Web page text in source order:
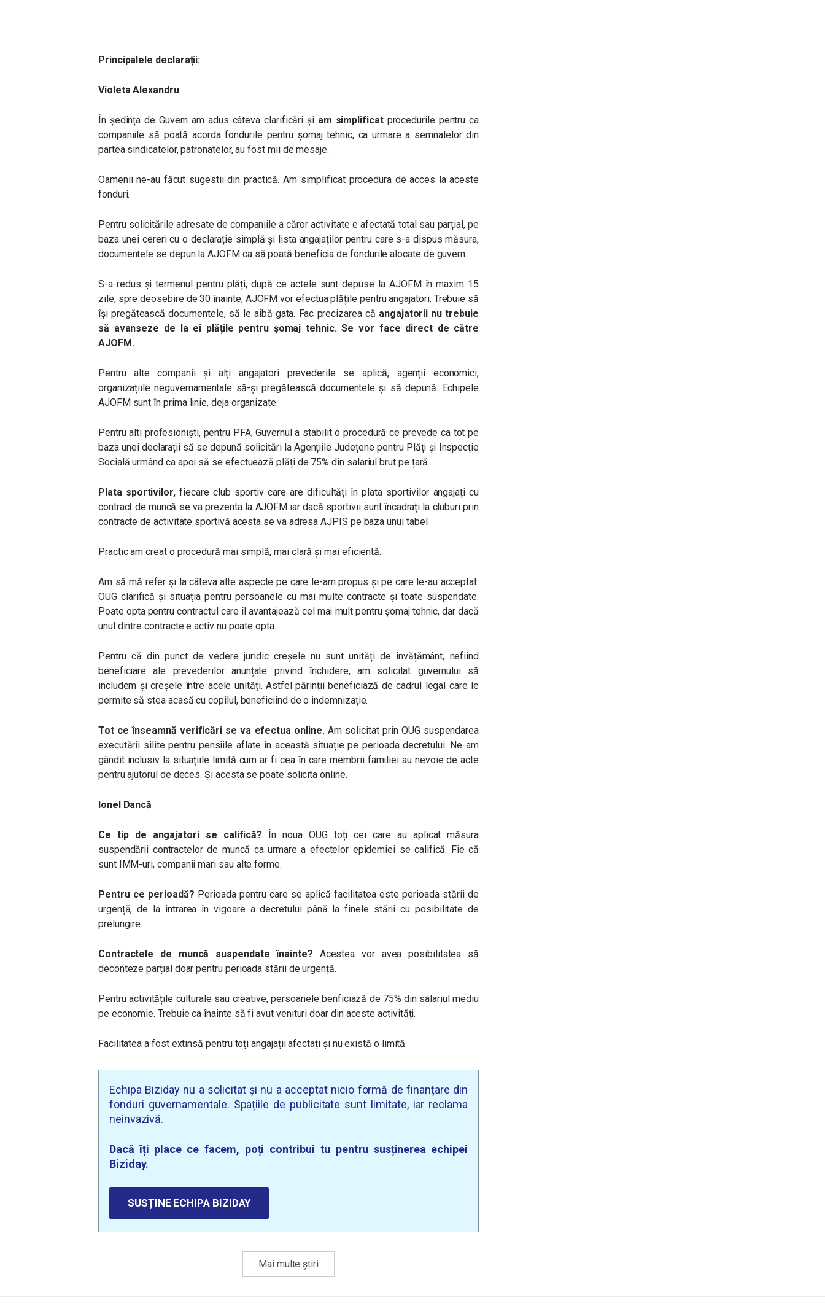
Principalele declarații:
Violeta Alexandru
În ședința de Guvern am adus câteva clarificări și am simplificatprocedurile pentru ca
companiile să poată acorda fondurile pentru șomaj tehnic, ca urmare a semnalelor din
partea sindicatelor, patronatelor, au fost mii de mesaje.
Oamenii ne-au făcut sugestii din practică. Am simplificat procedura de acces la aceste
fonduri.
Pentru solicitările adresate de companiile a căror activitate e afectată total sau parțial, pe
baza unei cereri cu o declarație simplă și lista angajaților pentru care s-a dispus măsura,
documentele se depun la AJOFM ca să poată beneficia de fondurile alocate de guvern.
S-a redus și termenul pentru plăți, după ce actele sunt depuse la AJOFM în maxim 15
zile, spre deosebire de 30 înainte, AJOFM vor efectua plățile pentru angajatori. Trebuie să
își pregătească documentele, să le aibă gata. Fac precizarea că angajatorii nu trebuie
să avanseze de la ei plățile pentru șomaj tehnic. Se vor face direct de către
AJOFM.
Pentru alte companii și alți angajatori prevederile se aplică, agenții economici,
organizațiile neguvernamentale să-și pregătească documentele și să depună. Echipele
AJOFM sunt în prima linie, deja organizate.
Pentru alti profesioniști, pentru PFA, Guvernul a stabilit o procedură ce prevede ca tot pe
baza unei declarații să se depună solicitări la Agențiile Județene pentru Plăți și Inspecție
Socială urmând ca apoi să se efectuează plăți de 75% din salariul brut pe țară.
Plata sportivilor,fiecare club sportiv care are dificultăți în plata sportivilor angajați cu
contract de muncă se va prezenta la AJOFM iar dacă sportivii sunt încadrați la cluburi prin
contracte de activitate sportivă acesta se va adresa AJPIS pe baza unui tabel.
Practic am creat o procedură mai simplă, mai clară și mai eficientă.
Am să mă refer și la câteva alte aspecte pe care le-am propus și pe care le-au acceptat.
OUG clarifică și situația pentru persoanele cu mai multe contracte și toate suspendate.
Poate opta pentru contractul care îl avantajează cel mai mult pentru șomaj tehnic, dar dacă
unul dintre contracte e activ nu poate opta.
Pentru că din punct de vedere juridic creșele nu sunt unități de învățământ, nefiind
beneficiare ale prevederilor anunțate privind închidere, am solicitat guvernului să
includem și creșele între acele unități. Astfel părinții beneficiază de cadrul legal care le
permite să stea acasă cu copilul, beneficiind de o indemnizație.
Tot ce înseamnă verificări se va efectua online.Am solicitat prin OUG suspendarea
executării silite pentru pensiile aflate în această situație pe perioada decretului. Ne-am
gândit inclusiv la situațiile limită cum ar fi cea în care membrii familiei au nevoie de acte
pentru ajutorul de deces. Și acesta se poate solicita online.
Ionel Dancă
Ce tip de angajatori se califică? În noua OUG toți cei care au aplicat măsura
suspendării contractelor de muncă ca urmare a efectelor epidemiei se califică. Fie că
sunt IMM-uri, companii mari sau alte forme.
Pentru ce perioadă? Perioada pentru care se aplică facilitatea este perioada stării de
urgență, de la intrarea în vigoare a decretului până la finele stării cu posibilitate de
prelungire.
Contractele de muncă suspendate înainte? Acestea vor avea posibilitatea să
deconteze parțial doar pentru perioada stării de urgență.
Pentru activitățile culturale sau creative, persoanele benficiază de 75% din salariul mediu
pe economie. Trebuie ca înainte să fi avut venituri doar din aceste activități.
Facilitatea a fost extinsă pentru toți angajații afectați și nu există o limită.
Echipa Biziday nu a solicitat și nu a acceptat nicio formă de finanțare din
fonduri guvernamentale. Spațiile de publicitate sunt limitate, iar reclama
neinvazivă.
Dacă îți place ce facem, poți contribui tu pentru susținerea echipei
Biziday.
SUSȚINE ECHIPA BIZIDAY
Mai multe știri